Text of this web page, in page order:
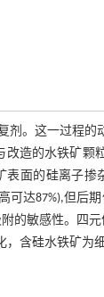
。这一过程
造的水铁矿
面的硅离子
达87%),但后
的敏感性。四
含硅水铁矿为